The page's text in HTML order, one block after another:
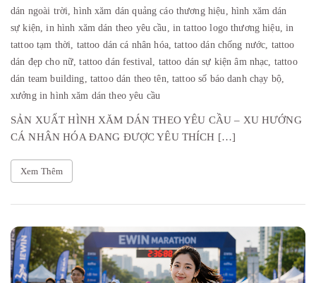
dán ngoài trời,hình xăm dán quảng cáo thương hiệu, hình xăm dán
sự kiện,in hình xăm dán theo yêu cầu, in tattoo logo thương hiệu,in
tattoo tạm thời, tattoo dán cá nhân hóa,tattoo dán chống nước, tattoo
dán đẹp cho nữ,tattoo dán festival, tattoo dán sự kiện âm nhạc, tattoo
dán team building, tattoo dán theo tên,tattoo số báo danh chạy bộ,
xưởng in hình xăm dán theo yêu cầu
SẢN XUẤT HÌNH XĂM DÁN THEO YÊU CẦU – XU HƯỚNG
CÁ NHÂN HÓA ĐANG ĐƯỢC YÊU THÍCH […]
Xem Thêm